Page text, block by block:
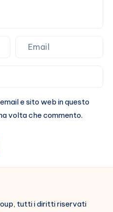
e sito web in questo
volta che commento.
tutti i diritti riservati